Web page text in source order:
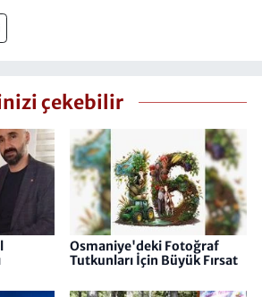
çekebilir
Osmaniye'deki Fotoğraf
Tutkunları İçin Büyük Fırsat